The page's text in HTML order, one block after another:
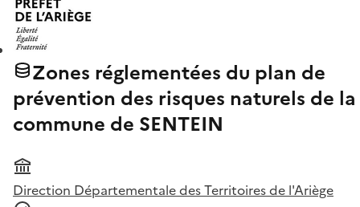
Zones réglementées du plan de
prévention des risques naturels de la
commune de SENTEIN
Direction Départementale des Territoires de l'Ariège